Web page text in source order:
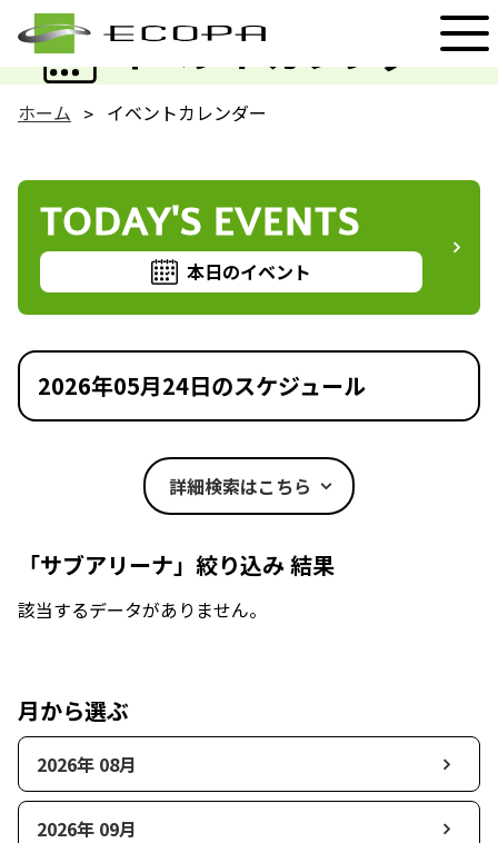
イベントカレンダー
EVENT
ホーム イベントカレンダー
TODAY'S EVENTS
本日のイベント
2026年05月24日のスケジュール
詳細検索はこちら
「サブアリーナ」絞り込み 結果
該当するデータがありません。
月から選ぶ
2026年 08月
2026年 09月